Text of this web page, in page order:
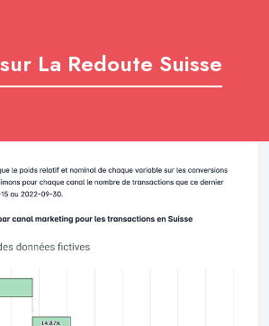
La Redoute Suisse